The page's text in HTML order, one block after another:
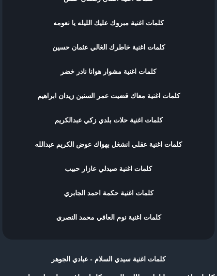
كلمات اغنية مبروك عليك الليله يا نعومه
كلمات اغنية ﺧﺎﻃﺮﻙ ﺍﻟﻐﺎﻟﻲ عثمان حسين
كلمات اغنية مشوار هوانا نادر خضر
كلمات اغنية ﻣﻌﺎﻙ ﻗﻀﻴﺖ ﻋﻤﺮ ﺍﻟﺴﻨﻴﻦ زيدان ابراهيم
كلمات اغنية حلات بلدي زكي عبدالكريم
كلمات اغنية عقلي انشغل بهواك عوض الكريم عبدالله
كلمات اغنية صيدلي عازار حبيب
كلمات اغنية حكمة احمد الجابري
كلمات اغنية نوم العافي محمد النصري
كلمات اغنية سيدي السلام - عبادي الجوهر